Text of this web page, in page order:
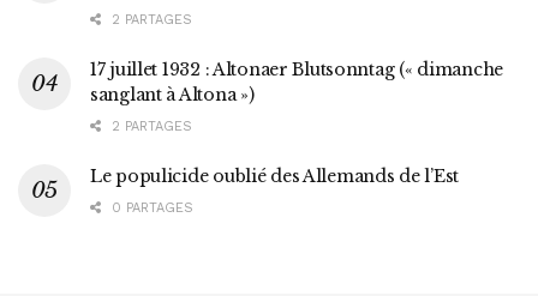
2 PARTAGES
17 juillet 1932 : Altonaer Blutsonntag (« dimanche
sanglant à Altona »)
2 PARTAGES
Le populicide oublié des Allemands de l’Est
0 PARTAGES